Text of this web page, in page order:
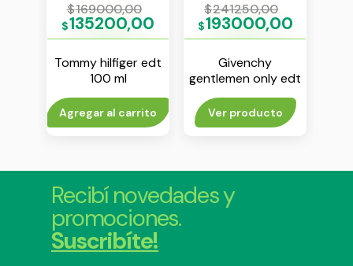
$169000,00
$135200,00
Tommy hilfiger edt
100 ml
Agregar al carrito
$241250,00
$193000,00
Givenchy
gentlemen only edt
100 ml
Ver producto
Recibí novedades y
promociones.
Suscribíte!